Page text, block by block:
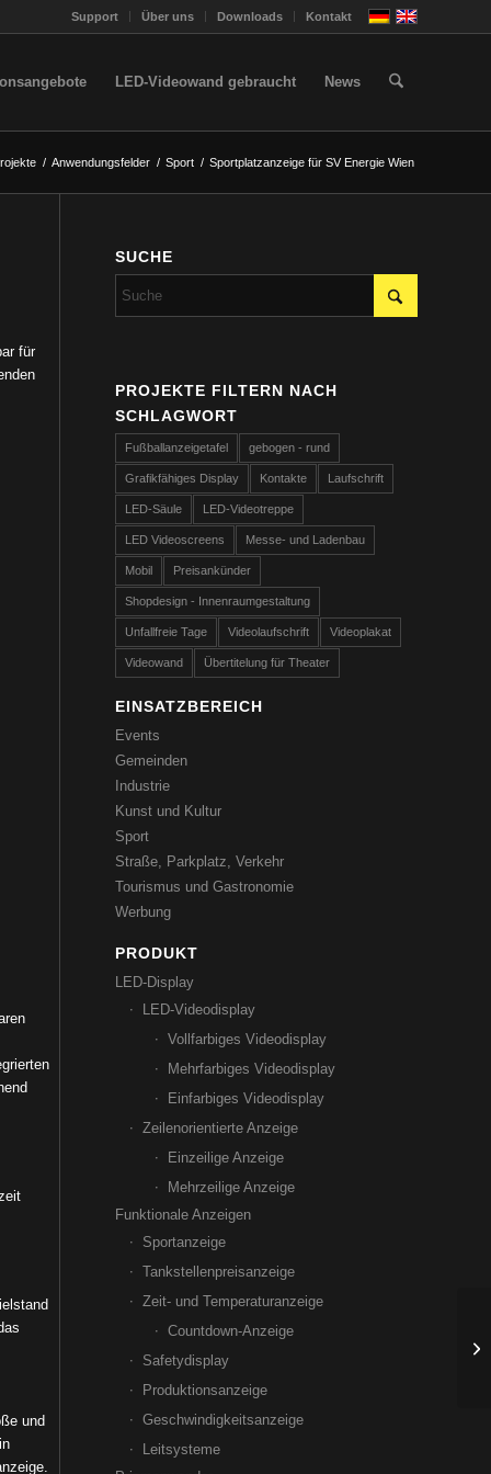
Support Über uns Downloads Kontakt
LED-Videowand gebraucht News
/ Anwendungsfelder / Sport / Sportplatzanzeige für SV Energie Wien
für
und
SUCHE
PROJEKTE FILTERN NACH
SCHLAGWORT
Fußballanzeigetafel gebogen - rund
Grafikfähiges Display Kontakte Laufschrift
LED-Säule LED-Videotreppe
LED Videoscreens Messe- und Ladenbau
Mobil Preisankünder
Shopdesign - Innenraumgestaltung
Unfallfreie Tage Videolaufschrift Videoplakat
Videowand Übertitelung für Theater
EINSATZBEREICH
Events
Gemeinden
Industrie
Kunst und Kultur
Sport
Straße, Parkplatz, Verkehr
Tourismus und Gastronomie
Werbung
PRODUKT
LED-Display
LED-Videodisplay
Vollfarbiges Videodisplay
Mehrfarbiges Videodisplay
Einfarbiges Videodisplay
Zeilenorientierte Anzeige
Einzeilige Anzeige
Mehrzeilige Anzeige
Funktionale Anzeigen
Sportanzeige
Tankstellenpreisanzeige
Zeit- und Temperaturanzeige
Countdown-Anzeige
Safetydisplay
Produktionsanzeige
Geschwindigkeitsanzeige
Leitsysteme